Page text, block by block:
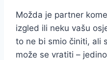
Možda je partner
izgled ili neku vašu
to ne bi smio činiti, ali
može se vratiti –